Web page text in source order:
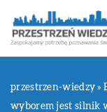
przestrzen-wiedzy »
wyborem jest silnik